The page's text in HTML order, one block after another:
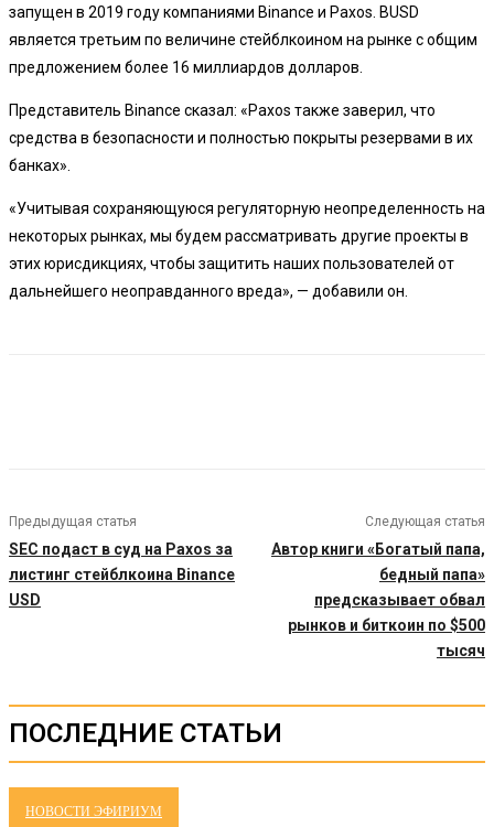
запущен в 2019 году компаниями Binance и Paxos. BUSD
является третьим по величине стейблкоином на рынке с общим
предложением более 16 миллиардов долларов.
Представитель Binance сказал: «Paxos также заверил, что
средства в безопасности и полностью покрыты резервами в их
банках».
«Учитывая сохраняющуюся регуляторную неопределенность на
некоторых рынках, мы будем рассматривать другие проекты в
этих юрисдикциях, чтобы защитить наших пользователей от
дальнейшего неоправданного вреда», — добавили он.
Предыдущая статья
SEC подаст в суд на Paxos за
листинг стейблкоина Binance
USD
Следующая статья
Автор книги «Богатый папа,
бедный папа»
предсказывает обвал
рынков и биткоин по $500
тысяч
ПОСЛЕДНИЕ СТАТЬИ
НОВОСТИ ЭФИРИУМ